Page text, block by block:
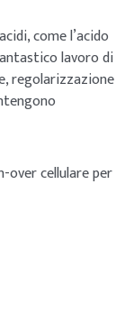
come l’acido
lavoro di
regolarizzazione
cellulare per